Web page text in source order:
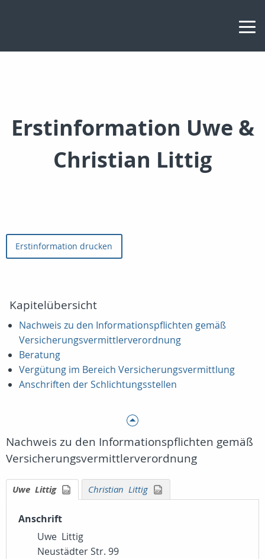
Erstinformation Uwe &
Christian Littig
Erstinformation drucken
Kapitelübersicht
Nachweis zu den Informationspflichten gemäß
Versicherungsvermittlerverordnung
Beratung
Vergütung im Bereich Versicherungsvermittlung
Anschriften der Schlichtungsstellen
Nachweis zu den Informationspflichten gemäß
Versicherungsvermittlerverordnung
Uwe Littig Erstinformation drucken
Christian Littig
Anschrift
Uwe Littig
Neustädter Str. 99